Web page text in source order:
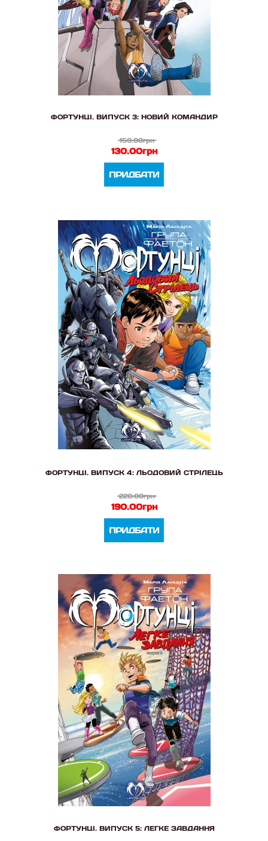
ФОРТУНЦІ. ВИПУСК 3: НОВИЙ КОМАНДИР
150.00грн
130.00грн
ПРИДБАТИ
ФОРТУНЦІ. ВИПУСК 4: ЛЬОДОВИЙ СТРІЛЕЦЬ
220.00грн
190.00грн
ПРИДБАТИ
ФОРТУНЦІ. ВИПУСК 5: ЛЕГКЕ ЗАВДАННЯ